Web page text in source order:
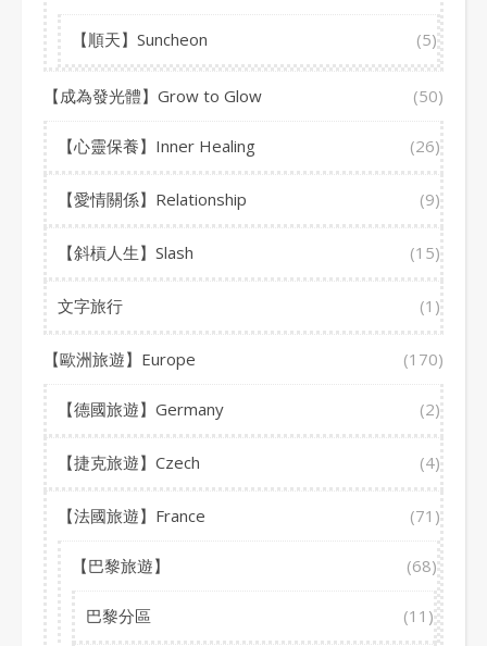
【順天】Suncheon (5)
【成為發光體】Grow to Glow (50)
【心靈保養】Inner Healing (26)
【愛情關係】Relationship (9)
【斜槓人生】Slash (15)
文字旅行 (1)
【歐洲旅遊】Europe (170)
【德國旅遊】Germany (2)
【捷克旅遊】Czech (4)
【法國旅遊】France (71)
【巴黎旅遊】 (68)
巴黎分區 (11)